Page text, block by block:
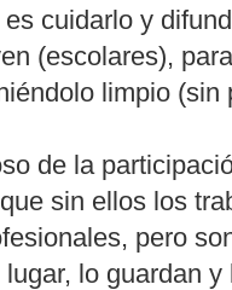
cuidarlo y
(escolares),
limpio
de la
sin ellos los
pero
lo guardan